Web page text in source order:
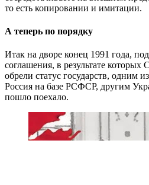
то есть копировании и имитации.
А теперь по порядку
Итак на дворе конец 1991 года,
соглашения, в результате
обрели статус государств, одним
Россия на базе РСФСР, другим
пошло поехало.